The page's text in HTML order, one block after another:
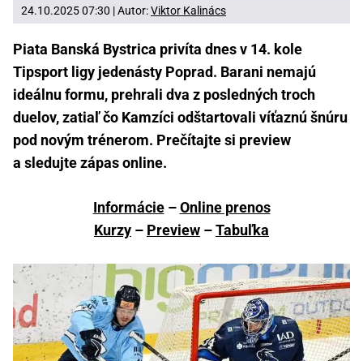
24.10.2025 07:30 | Autor:Viktor Kalinács
Piata Banská Bystrica privíta dnes v 14. kole
Tipsport ligy jedenásty Poprad. Barani nemajú
ideálnu formu, prehrali dva z posledných troch
duelov, zatiaľ čo Kamzíci odštartovali víťaznú šnúru
pod novým trénerom. Prečítajte si preview
a sledujte zápas online.
Informácie–Online prenos
Kurzy – Preview –Tabuľka